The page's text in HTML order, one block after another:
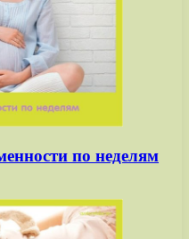
по неделям